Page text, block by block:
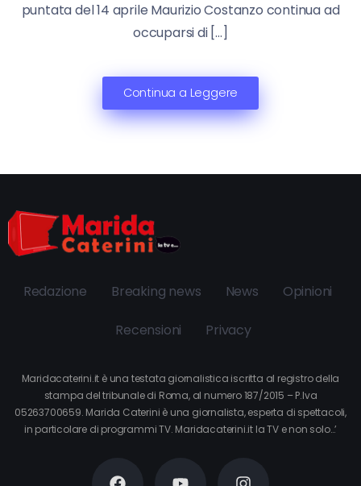
puntata del 14 aprile Maurizio Costanzo continua ad
occuparsi di […]
Continua a Leggere
Redazione Breaking news News Opinioni
Recensioni Privacy
Maridacaterini.it è una testata giornalistica iscritta al registro della
stampa del tribunale di Roma, al numero 187/2015 – P.Iva
05263700659. Marida Caterini è una giornalista, esperta di spettacoli,
in particolare di programmi TV. Maridacaterini.it la TV e non solo…’